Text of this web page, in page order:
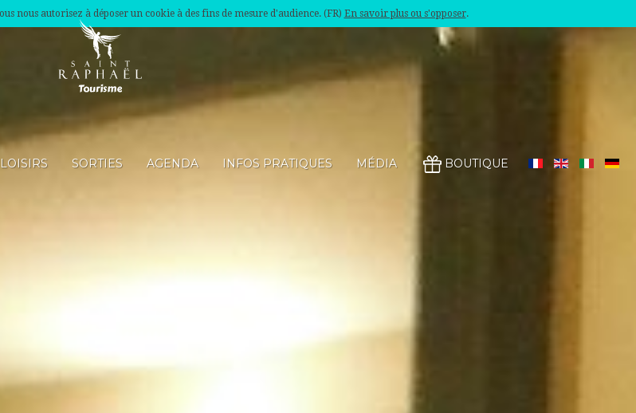
nous autorisez à déposer un cookie à des fins de mesure d'audience. (FR) En savoir plus ou s'opposer.
LOISIRS SORTIES AGENDA INFOS PRATIQUES MÉDIA BOUTIQUE